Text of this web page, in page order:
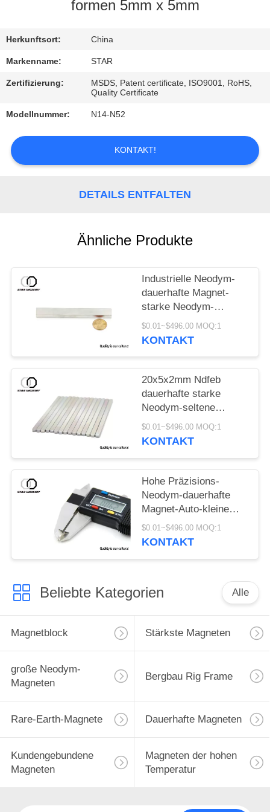
SIE
MIT
UNS
VERBINDUNG
NACHRICHTEN
formen 5mm x 5mm
Herkunftsort: China
Markenname: STAR
Zertifizierung:
MSDS, Patent certificate, ISO9001, RoHS,
Quality Certificate
Modellnummer: N14-N52
KONTAKT!
DETAILS ENTFALTEN
Ähnliche Produkte
Industrielle Neodym-
dauerhafte Magnet-
starke Neodym-
Stabmagneten
$0.01~$496.00 MOQ:1
KONTAKT
20x5x2mm Ndfeb
dauerhafte starke
Neodym-seltene
Erdmagneten Magnet-
N52
$0.01~$496.00 MOQ:1
KONTAKT
Hohe Präzisions-
Neodym-dauerhafte
Magnet-Auto-kleine
Neodym-Magneten
$0.01~$496.00 MOQ:1
KONTAKT
Beliebte Kategorien Alle
Magnetblock Stärkste Magneten
große Neodym-
Magneten
Bergbau Rig Frame
Rare-Earth-Magnete Dauerhafte Magneten
Kundengebundene
Magneten
Magneten der hohen
Temperatur